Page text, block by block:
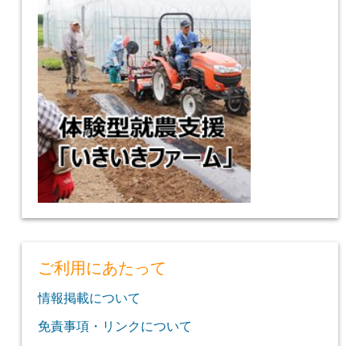
ご利用にあたって
情報掲載について
免責事項・リンクについて